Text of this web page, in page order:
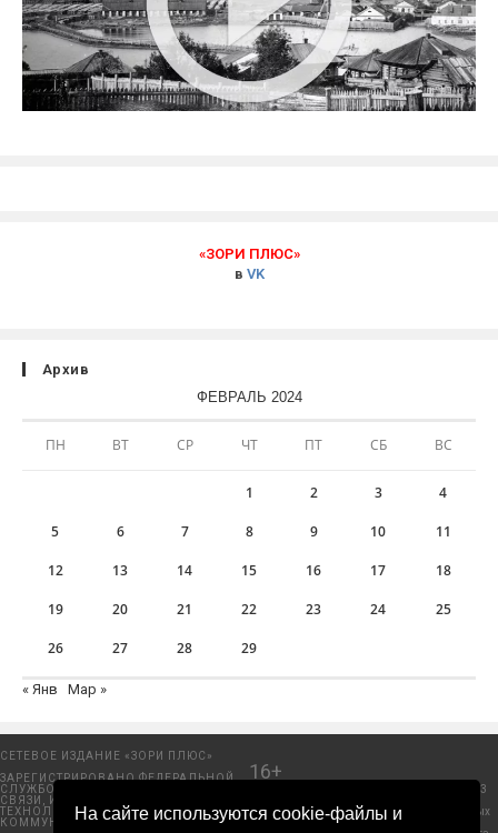
На сайте используются cookie-файлы и
«ЗОРИ ПЛЮС»
в VK
Архив
ФЕВРАЛЬ 2024
ПН ВТ СР ЧТ ПТ СБ ВС
1 2 3 4
5 6 7 8 9 10 11
12 13 14 15 16 17 18
19 20 21 22 23 24 25
26 27 28 29
« Янв Мар »
СЕТЕВОЕ ИЗДАНИЕ «ЗОРИ ПЛЮС»
ЗАРЕГИСТРИРОВАНО ФЕДЕРАЛЬНОЙ
СЛУЖБОЙ ПО НАДЗОРУ В СФЕРЕ
СВЯЗИ, ИНФОРМАЦИОННЫХ
ТЕХНОЛОГИЙ И МАССОВЫХ
КОММУНИКАЦИЙ (РОСКОМНАДЗОР)
16+
Добрянский городской портал. © 2006 - 2023
Политика защиты и обработки персональных
данных ООО «Пресса-Том».